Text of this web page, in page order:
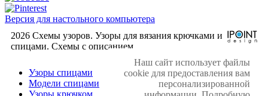
Версия для настольного компьютера
2026 Схемы узоров. Узоры для вязания крючками и
спицами. Cхемы с описанием.
Узоры спицами
Модели спицами
Наш сайт использует файлы
cookie для предоставления вам
персонализированной